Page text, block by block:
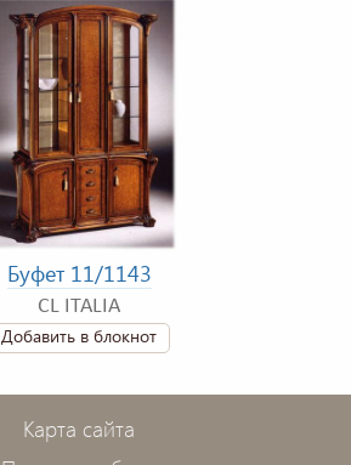
Буфет 11/1143
CL ITALIA
Добавить в блокнот
Карта сайта